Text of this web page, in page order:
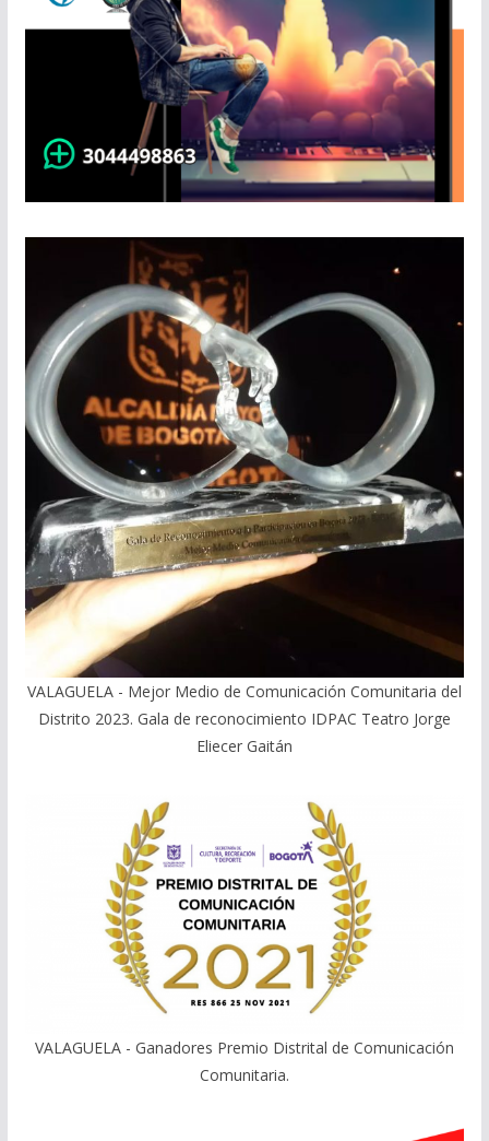
VALAGUELA - Mejor Medio de Comunicación Comunitaria del
Distrito 2023. Gala de reconocimiento IDPAC Teatro Jorge
Eliecer Gaitán
VALAGUELA - Ganadores Premio Distrital de Comunicación
Comunitaria.